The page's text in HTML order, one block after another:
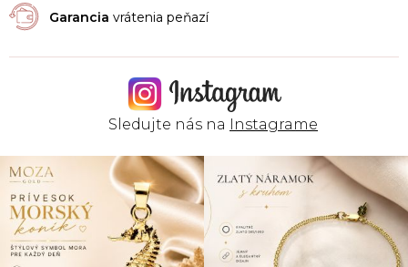
Garancia vrátenia peňazí
Sledujte nás na Instagrame